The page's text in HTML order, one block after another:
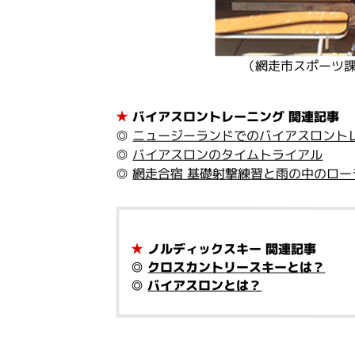
（網走市スポーツ
★ バイアスロントレーニング 関連記事
◎ ニュージーランドでのバイアスロント
◎ バイアスロンのタイムトライアル
◎網走合宿 基礎射撃練習と雨の中のロ
★ ノルディックスキー 関連記事
◎ クロスカントリースキーとは？
◎バイアスロンとは？